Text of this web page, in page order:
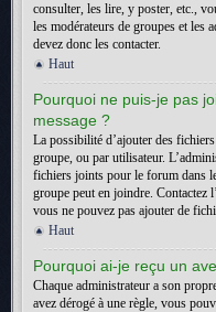
consulter, les lire, y poster, etc.,
les modérateurs de groupes et les
devez donc les contacter.
Haut
Pourquoi ne puis-je pas
message ?
La possibilité d’ajouter des
groupe, ou par utilisateur.
fichiers joints pour le forum dans
groupe peut en joindre. Contactez
vous ne pouvez pas ajouter de
Haut
Pourquoi ai-je reçu un
Chaque administrateur a son
avez dérogé à une règle, vous